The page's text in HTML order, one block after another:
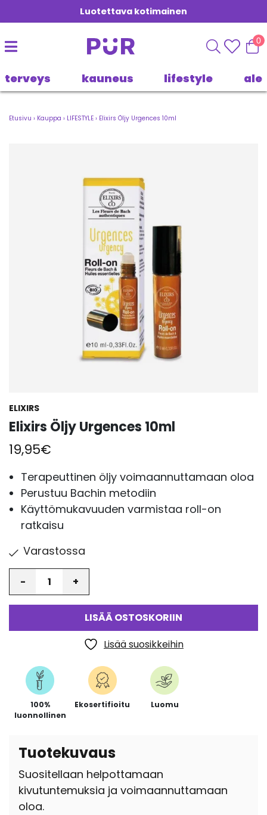
Luotettava kotimainen
0
terveys kauneus lifestyle ale
Etusivu › Kauppa › LIFESTYLE › Elixirs Öljy Urgences 10ml
ELIXIRS
Elixirs Öljy Urgences 10ml
19,95€
Terapeuttinen öljy voimaannuttamaan oloa
Perustuu Bachin metodiin
Käyttömukavuuden varmistaa roll-on
ratkaisu
Varastossa
LISÄÄ OSTOSKORIIN
Lisää suosikkeihin
100%
luonnollinen
Ekosertifioitu Luomu
Tuotekuvaus
Suositellaan helpottamaan
kivutuntemuksia ja voimaannuttamaan
oloa.